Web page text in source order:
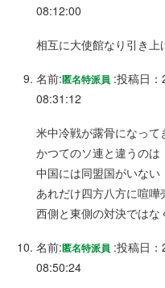
08:12:00
相互に大使館なり引き
名前:匿名特派員 :投稿日
08:31:12
米中冷戦が露骨になって
かつてのソ連と違うのは
中国には同盟国がいない
あれだけ四方八方に喧
西側と東側の対決では
名前:匿名特派員 :投稿日
08:50:24